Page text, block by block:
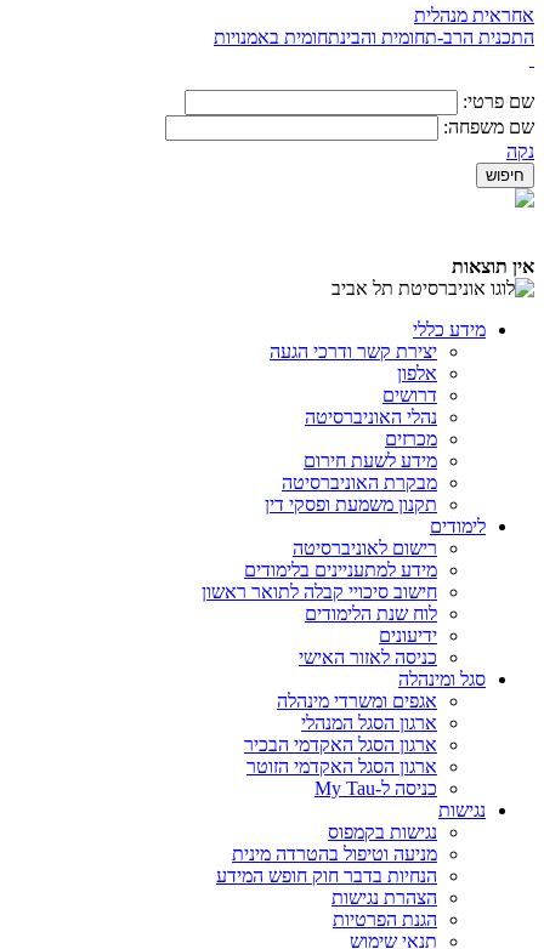
אחראית מנהלית
התכנית הרב-תחומית והבינתחומית באמנויות
שם פרטי:
שם משפחה:
נקה
אין תוצאות
מידע כללי
יצירת קשר ודרכי הגעה
אלפון
דרושים
נהלי האוניברסיטה
מכרזים
מידע לשעת חירום
מבקרת האוניברסיטה
תקנון משמעת ופסקי דין
לימודים
רישום לאוניברסיטה
מידע למתעניינים בלימודים
חישוב סיכויי קבלה לתואר ראשון
לוח שנת הלימודים
ידיעונים
כניסה לאזור האישי
סגל ומינהלה
אגפים ומשרדי מינהלה
ארגון הסגל המנהלי
ארגון הסגל האקדמי הבכיר
ארגון הסגל האקדמי הזוטר
כניסה ל-My Tau
נגישות
נגישות בקמפוס
מניעה וטיפול בהטרדה מינית
הנחיות בדבר חוק חופש המידע
הצהרת נגישות
הגנת הפרטיות
תנאי שימוש